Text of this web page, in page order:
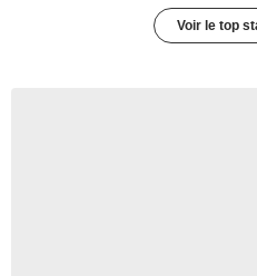
Voir le top